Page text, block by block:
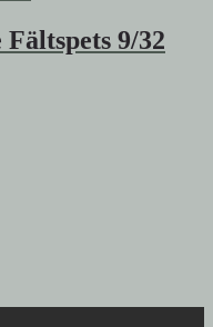
9/32